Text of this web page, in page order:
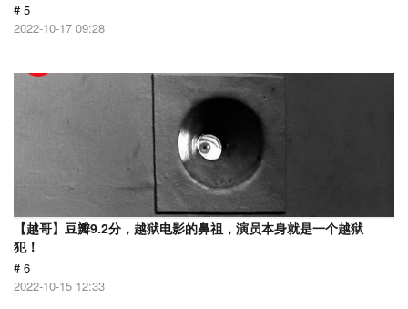
# 5
2022-10-17 09:28
【越哥】豆瓣9.2分，越狱电影的鼻祖，演员本身就是一个越狱
犯！
# 6
2022-10-15 12:33